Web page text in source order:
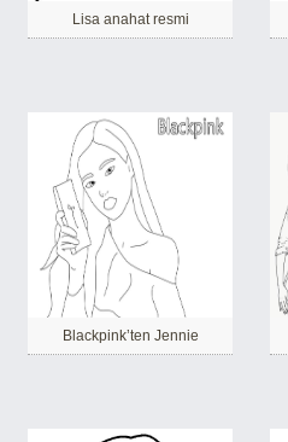
Lisa anahat resmi
Blackpink’ten Jennie